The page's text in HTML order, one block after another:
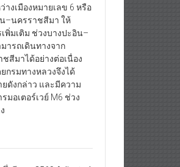
างเมืองหมายเลข 6 หรือ
น–นครราชสีมา ให้
พิ่มเติม ช่วงบางปะอิน–
ารถเดินทางจาก
สีมาได้อย่างต่อเนื่อง
มทางหลวงจึงได้
ดังกล่าว และมีความ
มอเตอร์เวย์ M6 ช่วง